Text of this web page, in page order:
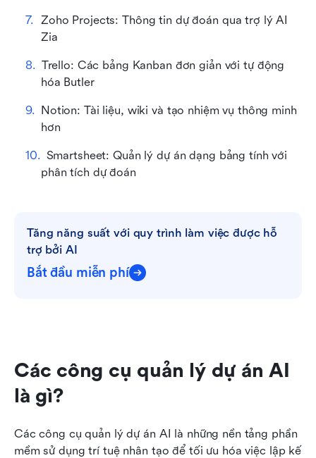
Zoho Projects: Thông tin dự đoán qua trợ lý AI
Zia
Trello: Các bảng Kanban đơn giản với tự động
hóa Butler
Notion: Tài liệu, wiki và tạo nhiệm vụ thông minh
hơn
Smartsheet: Quản lý dự án dạng bảng tính với
phân tích dự đoán
Tăng năng suất với quy trình làm việc được hỗ
trợ bởi AI
Bắt đầu miễn phí
Các công cụ quản lý dự án AI
là gì?
Các công cụ quản lý dự án AI là những nền tảng phần
mềm sử dụng trí tuệ nhân tạo để tối ưu hóa việc lập kế